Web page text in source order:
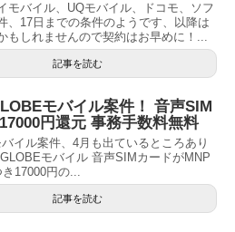
モバイル、UQモバイル、ドコモ、ソフ
、17日までの条件のようです、以降は
もしれませんので契約はお早めに！...
記事を読む
モバイル案件！ 音声SIM
円還元 事務手数料無料
イル案件、4月も出ているところあり
モバイル 音声SIMカードがMNP
17000円の...
記事を読む